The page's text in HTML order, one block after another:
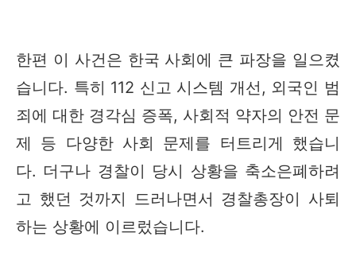
한편 이 사건은 한국 사회에 큰 파장을 일으켰
습니다. 특히 112 신고 시스템 개선, 외국인 범
죄에 대한 경각심 증폭, 사회적 약자의 안전 문
제 등 다양한 사회 문제를 터트리게 했습니
다. 더구나 경찰이 당시 상황을 축소은폐하려
고 했던 것까지 드러나면서 경찰총장이 사퇴
하는 상황에 이르렀습니다.